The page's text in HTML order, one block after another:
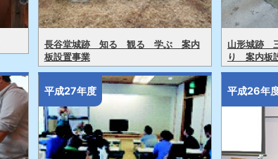
長谷堂城跡 知る 観る 学ぶ 案内
板設置事業
山形城跡
り 案内板
平成27年度 平成26年